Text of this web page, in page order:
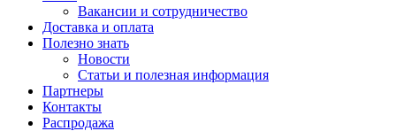
Вакансии и сотрудничество
Доставка и оплата
Полезно знать
Новости
Статьи и полезная информация
Партнеры
Контакты
Распродажа